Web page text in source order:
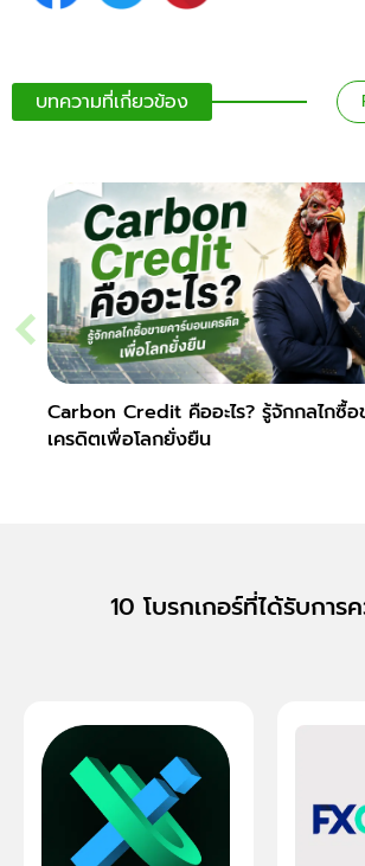
บทความที่เกี่ยวข้อง
Carbon Credit คืออะไร? รู้จักกลไกซื้อ
เครดิตเพื่อโลกยั่งยืน
10 โบรกเกอร์ที่ได้รับการ